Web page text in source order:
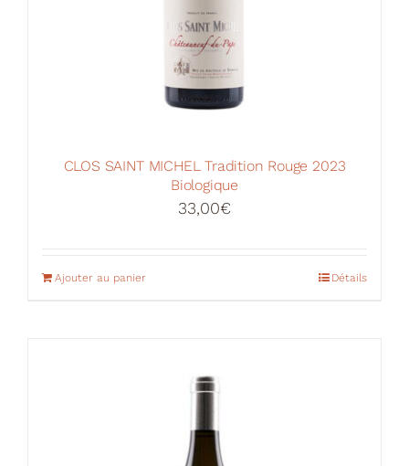
produit
CLOS SAINT MICHEL Tradition Rouge 2023
Biologique
33,00€
Ajouter au panier Détails